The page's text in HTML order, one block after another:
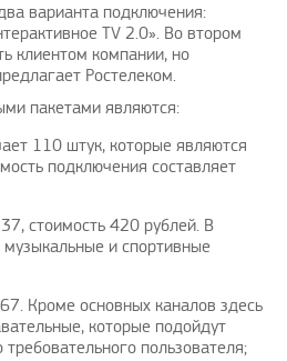
варианта подключения:
TV 2.0». Во втором
клиентом компании, но
Ростелеком.
пакетами являются:
110 штук, которые являются
подключения составляет
стоимость 420 рублей. В
музыкальные и спортивные
Кроме основных каналов здесь
которые подойдут
пользователя;